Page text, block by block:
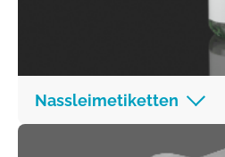
Nassleimetiketten